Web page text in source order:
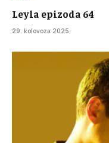
Leyla epizoda 64
29. kolovoza 2025.